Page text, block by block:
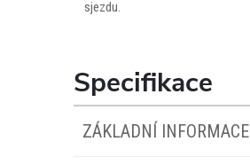
sjezdu.
Specifikace
ZÁKLADNÍ INFORMACE